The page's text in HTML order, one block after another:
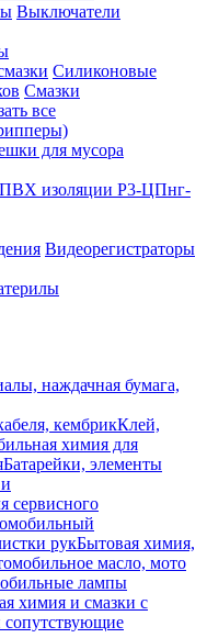
Выключатели
Силиконовые
Смазки
все
для мусора
ПВХ изоляции Р3-ЦПнг-
Видеорегистраторы
наждачная бумага,
кембрикКлей,
химия для
Батарейки, элементы
сервисного
рукБытовая химия,
масло, мото
лампы
химия и смазки с
сопутствующие